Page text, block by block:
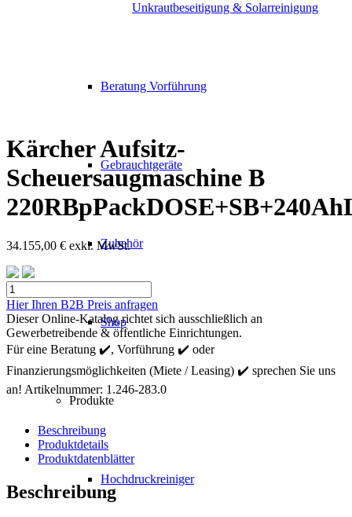
Unkrautbeseitigung & Solarreinigung
Beratung Vorführung
Gebrauchtgeräte
Zubehör
Shop
Produkte
Hochdruckreiniger
Kärcher Aufsitz-
Scheuersaugmaschine B
34.155,00 € exkl. MwSt.
Kärcher
Aufsitz-
Scheuersaugmaschine
B
220RBpPackDOSE+SB+240AhLi+RI+beac+R85
Menge
Hier Ihren B2B Preis anfragen
Dieser Online-Katalog richtet sich ausschließlich an
Gewerbetreibende & öffentliche Einrichtungen.
Für eine Beratung ✔️, Vorführung ✔️ oder
Finanzierungsmöglichkeiten (Miete / Leasing) ✔️ sprechen Sie uns
an! Artikelnummer: 1.246-283.0
Beschreibung
Produktdetails
Produktdatenblätter
Beschreibung